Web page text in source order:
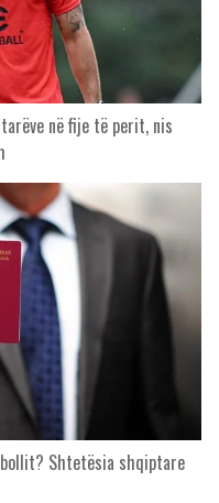
në fije të perit, nis
Shtetësia shqiptare